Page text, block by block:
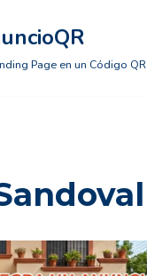
Page en un Código QR